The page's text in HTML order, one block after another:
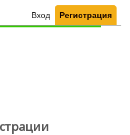
Вход Регистрация